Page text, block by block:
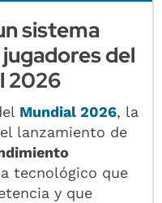
sistema
del
2026
Mundial 2026, la
lanzamiento de
tecnológico que
y que